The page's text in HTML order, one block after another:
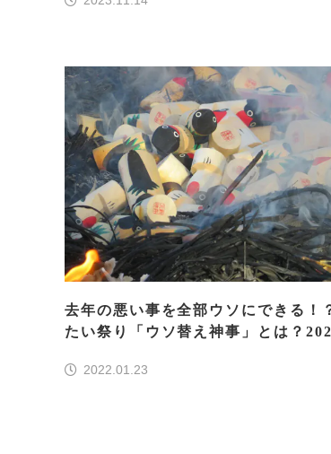
去年の悪い事を全部ウソにできる！
たい祭り「ウソ替え神事」とは？
2022.01.23